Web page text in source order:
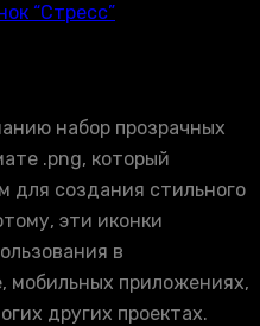
“Стресс”
набор прозрачных
.png, который
для создания стильного
эти иконки
в
мобильных приложениях,
других проектах.